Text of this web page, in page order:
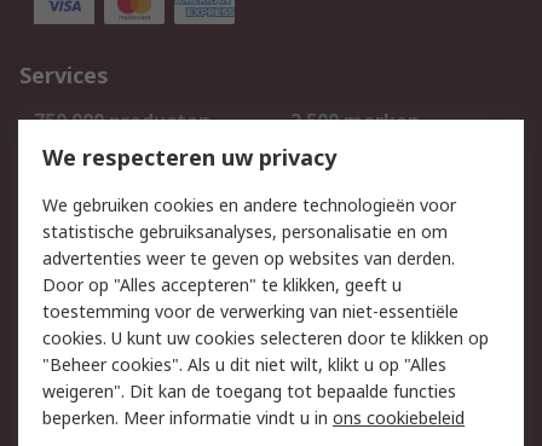
Services
750.000 producten
2.500 merken
Bestellen
Inkoopoplossingen
Track & Trace
Wettelijk
Cookiebeleid
Email veiligheid
Privacybeleid
Websitevoorwaarden
Algemene
verkoopvoorwaarden
We respecteren uw privacy
We gebruiken cookies en andere technologieën voor
statistische gebruiksanalyses, personalisatie en om
advertenties weer te geven op websites van derden.
Door op "Alles accepteren" te klikken, geeft u
toestemming voor de verwerking van niet-essentiële
cookies. U kunt uw cookies selecteren door te klikken op
"Beheer cookies". Als u dit niet wilt, klikt u op "Alles
weigeren". Dit kan de toegang tot bepaalde functies
beperken. Meer informatie vindt u in ons cookiebeleid